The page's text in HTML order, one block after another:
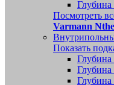
Посмотреть
Varmann
Показать